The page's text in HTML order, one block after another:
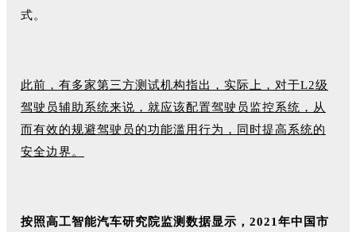
式。
此前，有多家第三方测试机构指出，实际上，对于L2级
驾驶员辅助系统来说，就应该配置驾驶员监控系统，从
而有效的规避驾驶员的功能滥用行为，同时提高系统的
安全边界。
按照高工智能汽车研究院监测数据显示，2021年中国市